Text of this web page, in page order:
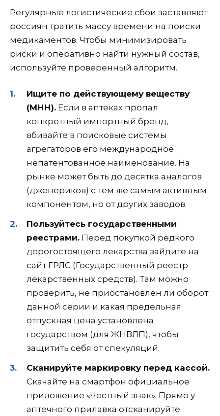
Регулярные логистические сбои заставляют
россиян тратить массу времени на поиски
медикаментов. Чтобы минимизировать
риски и оперативно найти нужный состав,
используйте проверенный алгоритм.
Ищите по действующему веществу
(МНН). Если в аптеках пропал
конкретный импортный бренд,
вбивайте в поисковые системы
агрегаторов его международное
непатентованное наименование. На
рынке может быть до десятка аналогов
(дженериков) с тем же самым активным
компонентом, но от других заводов.
Пользуйтесь государственными
реестрами. Перед покупкой редкого
дорогостоящего лекарства зайдите на
сайт ГРЛС (Государственный реестр
лекарственных средств). Там можно
проверить, не приостановлен ли оборот
данной серии и какая предельная
отпускная цена установлена
государством (для ЖНВЛП), чтобы
защитить себя от спекуляций.
Сканируйте маркировку перед кассой.
Скачайте на смартфон официальное
приложение «Честный знак». Прямо у
аптечного прилавка отсканируйте